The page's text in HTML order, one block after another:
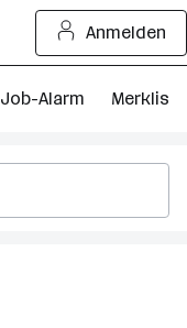
Anmelden
Job-Alarm Merkliste